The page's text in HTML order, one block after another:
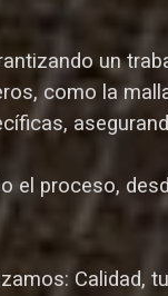
un
como la
el proceso,
Calidad,